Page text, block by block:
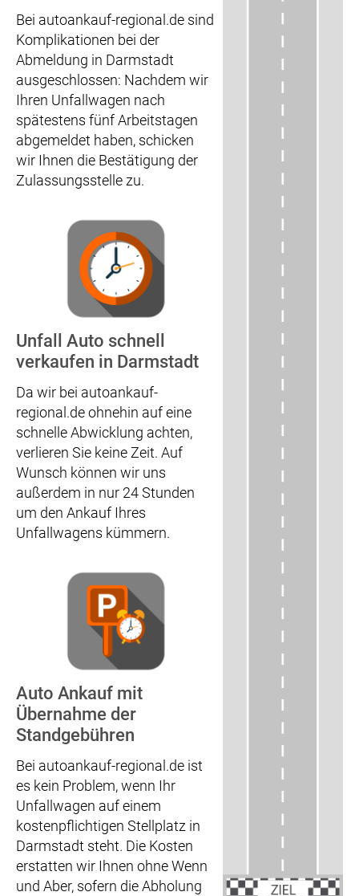
Bei autoankauf-regional.de sind
Komplikationen bei der
Abmeldung in Darmstadt
ausgeschlossen: Nachdem wir
Ihren Unfallwagen nach
spätestens fünf Arbeitstagen
abgemeldet haben, schicken
wir Ihnen die Bestätigung der
Zulassungsstelle zu.
Unfall Auto schnell
verkaufen in Darmstadt
Da wir bei autoankauf-
regional.de ohnehin auf eine
schnelle Abwicklung achten,
verlieren Sie keine Zeit. Auf
Wunsch können wir uns
außerdem in nur 24 Stunden
um den Ankauf Ihres
Unfallwagens kümmern.
Auto Ankauf mit
Übernahme der
Standgebühren
Bei autoankauf-regional.de ist
es kein Problem, wenn Ihr
Unfallwagen auf einem
kostenpflichtigen Stellplatz in
Darmstadt steht. Die Kosten
erstatten wir Ihnen ohne Wenn
und Aber, sofern die Abholung